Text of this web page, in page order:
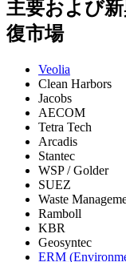
主要および
復市場
Veolia
Clean Harbors
Jacobs
AECOM
Tetra Tech
Arcadis
Stantec
WSP / Golder
SUEZ
Waste
Ramboll
KBR
Geosyntec
ERM